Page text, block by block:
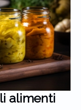
alimenti